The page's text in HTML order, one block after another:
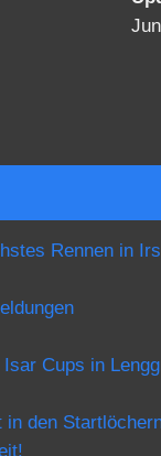
Rennen in
Isar Cups in
in den